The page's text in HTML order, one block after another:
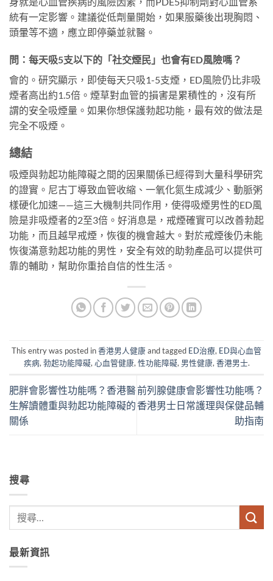
統有一定影響。建議從低劑量開始，如果服藥後出現胸悶、
頭暈等不適，應立即停藥並就醫。
問：每天吸5支以下的「社交煙民」也會有ED風險嗎？
會的。研究顯示，即使每天只吸1-5支煙，ED風險仍比非吸
煙者高出約1.5倍。煙草對血管的損害是累積性的，沒有所
謂的安全吸煙量。如果你想保護勃起功能，最有效的做法是
完全不吸煙。
總結
吸煙與勃起功能障礙之間的因果關係已經得到大量科學研究
的證實。尼古丁導致血管收縮、一氧化氮生成減少、動脈粥
樣硬化加速——這三大機制共同作用，使得吸煙男性的ED風
險是非吸煙者的2至3倍。好消息是，戒煙確實可以改善勃起
功能，而且越早戒煙，恢復的機會越大。對於戒煙後仍未能
恢復滿意勃起功能的男性，安全有效的助勃產品可以提供可
靠的輔助，幫助你重拾自信的性生活。
This entry was posted in香港男人健康and tagged ED治療, ED與心血管
疾病, 勃起功能障礙, 心血管健康, 性功能障礙, 男性健康, 香港男士.
肥胖會影響性功能嗎？香港醫
生解讀體重與勃起功能障礙的
關係
前列腺健康會影響性功能嗎？
香港男士日常護理與保健品輔
助指南
搜尋
最新資訊